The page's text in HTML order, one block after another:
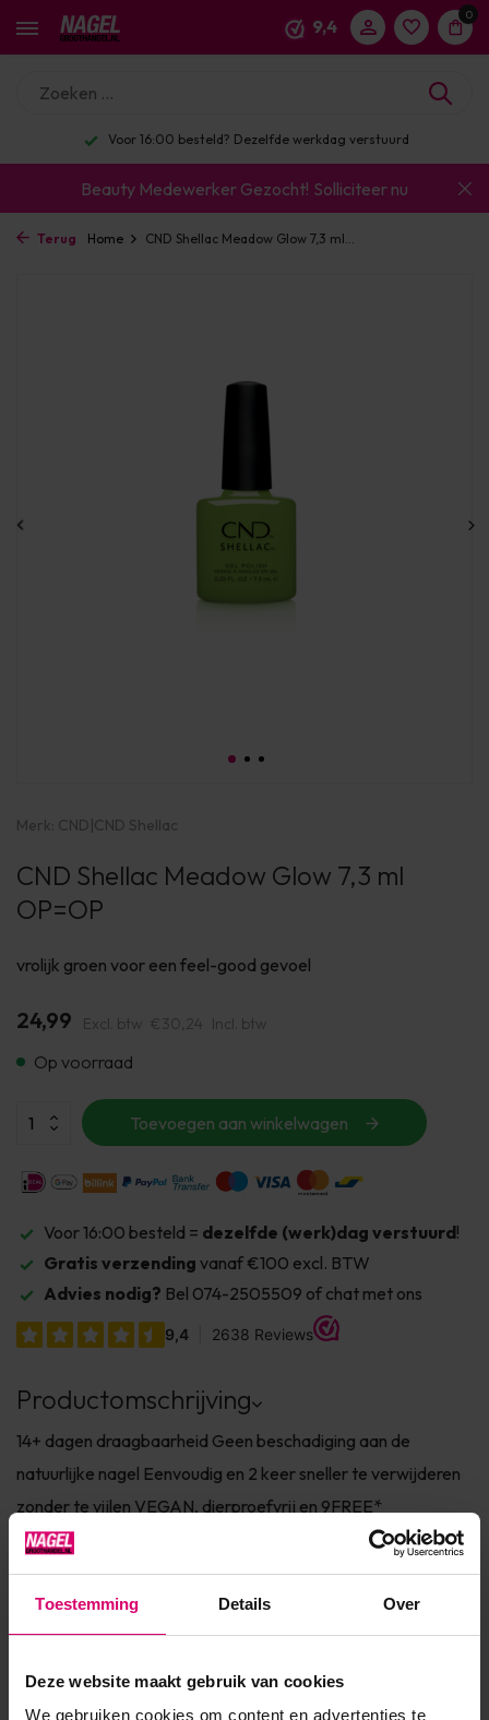
Toestemming Details Over
Deze website maakt gebruik van cookies
We gebruiken cookies om content en advertenties te
9,4
0
Enorm assortiment & alle bekende merken
Beauty Medewerker Gezocht! Solliciteer nu
Terug Home CND Shellac Meadow Glow 7,3 ml...
Merk: CND|CND Shellac
CND Shellac Meadow Glow 7,3 ml
OP=OP
vrolijk groen voor een feel-good gevoel
24,99 Excl. btw €30,24 Incl. btw
Op voorraad
Toevoegen aan winkelwagen
Voor 16:00 besteld = dezelfde (werk)dag verstuurd!
Gratis verzending vanaf €100 excl. BTW
Advies nodig? Bel 074-2505509 of chat met ons
Productomschrijving
14+ dagen draagbaarheid Geen beschadiging aan de
natuurlijke nagel Eenvoudig en 2 keer sneller te verwijderen
zonder te vijlen VEGAN, dierproefvrij en 9FREE*
Verkrijgbaar in 150+ fashionkleuren InfoSHELLAC™ is dé
innovatie van CND™. SHELLAC™ is het meest superieure gel
polish systeem in de markt! Het systeem bestaat uit een
Base Coat, Color...
Toon meer